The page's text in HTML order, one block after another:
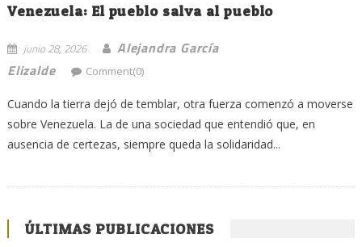
Venezuela: El pueblo salva al pueblo
junio 28, 2026
Alejandra García
Elizalde
Comment(0)
Cuando la tierra dejó de temblar, otra fuerza comenzó a moverse
sobre Venezuela. La de una sociedad que entendió que, en
ausencia de certezas, siempre queda la solidaridad...
ÚLTIMAS PUBLICACIONES